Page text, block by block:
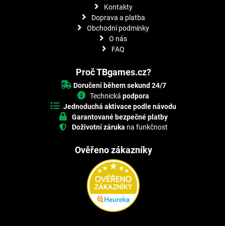
Kontakty
Doprava a platba
Obchodní podmínky
O nás
FAQ
Proč TBgames.cz?
Doručení během sekund 24/7
Technickápodpora
Jednoduchá aktivace podle návodu
Garantované bezpečné platby
Doživotní záruka na funkčnost
Ověřeno zákazníky